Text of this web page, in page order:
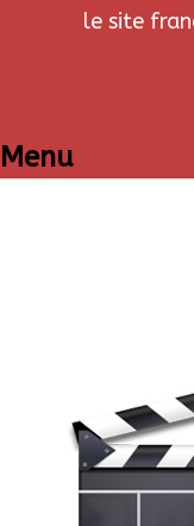
le site
Menu